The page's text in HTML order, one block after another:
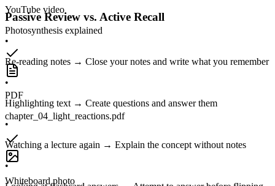
Passive Review vs. Active Recall
•
Re-reading notes → Close your notes and write what you remember
•
Highlighting text → Create questions and answer them
•
Watching a lecture again → Explain the concept without notes
•
YouTube video
Photosynthesis explained
PDF
chapter_04_light_reactions.pdf
Whiteboard photo